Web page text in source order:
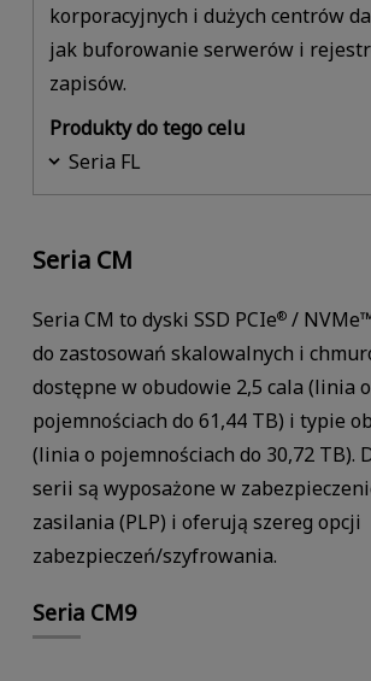
korporacyjnych i dużych centrów
jak buforowanie serwerów i
zapisów.
Produkty do tego celu
Seria FL
Seria CM
Seria CM to dyski SSD PCIe®/
do zastosowań skalowalnych i
dostępne w obudowie 2,5 cala (linia o
pojemnościach do 61,44 TB) i typie
(linia o pojemnościach do 30,72 TB).
serii są wyposażone w
zasilania (PLP) i oferują szereg opcji
zabezpieczeń/szyfrowania.
Seria CM9